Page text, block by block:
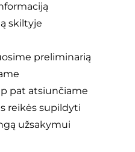
skiltyje
preliminarią
pat atsiunčiame
reikės supildyti
užsakymui